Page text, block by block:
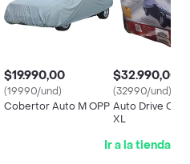
$19.990,00
(19990/und)
Cobertor Auto M OPP
$32.990,00
(32990/und)
Auto Drive
XL
Ir a la tienda